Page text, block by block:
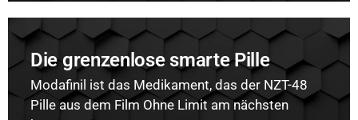
Die grenzenlose smarte Pille
Modafinil ist das Medikament, das der NZT-48
Pille aus dem Film Ohne Limit am nächsten